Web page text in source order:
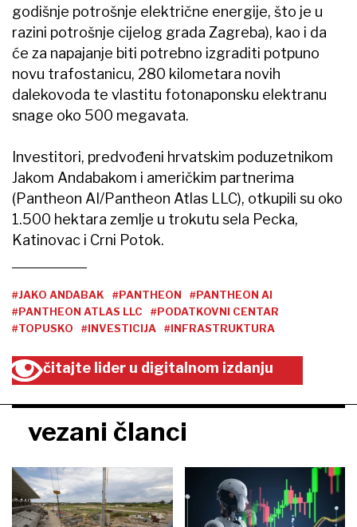
godišnje potrošnje električne energije, što je u
razini potrošnje cijelog grada Zagreba), kao i da
će za napajanje biti potrebno izgraditi potpuno
novu trafostanicu, 280 kilometara novih
dalekovoda te vlastitu fotonaponsku elektranu
snage oko 500 megavata.
Investitori, predvođeni hrvatskim poduzetnikom
Jakom Andabakom i američkim partnerima
(Pantheon AI/Pantheon Atlas LLC), otkupili su oko
1.500 hektara zemlje u trokutu sela Pecka,
Katinovac i Crni Potok.
#JAKO ANDABAK #PANTHEON
#PANTHEON AI
#PANTHEON ATLAS LLC
#PODATKOVNI CENTAR
#TOPUSKO
#INVESTICIJA #INFRASTRUKTURA
čitajte lider u digitalnom izdanju
vezani članci